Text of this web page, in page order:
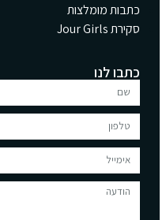
כתבות מומלצות
סקירת Jour Girls
כתבו לנו